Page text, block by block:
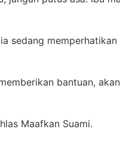
sedang memperhatikan
bantuan, akan
Maafkan Suami.